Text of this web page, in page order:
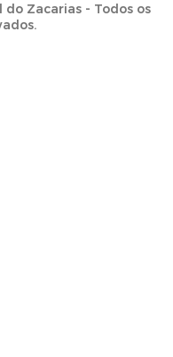
Zacarias - Todos os